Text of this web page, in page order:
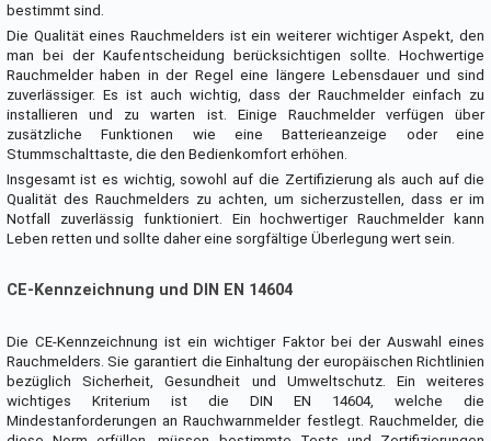
bestimmt sind.
Die Qualität eines Rauchmelders ist ein weiterer wichtiger Aspekt, den
man bei der Kaufentscheidung berücksichtigen sollte. Hochwertige
Rauchmelder haben in der Regel eine längere Lebensdauer und sind
zuverlässiger. Es ist auch wichtig, dass der Rauchmelder einfach zu
installieren und zu warten ist. Einige Rauchmelder verfügen über
zusätzliche Funktionen wie eine Batterieanzeige oder eine
Stummschalttaste, die den Bedienkomfort erhöhen.
Insgesamt ist es wichtig, sowohl auf die Zertifizierung als auch auf die
Qualität des Rauchmelders zu achten, um sicherzustellen, dass er im
Notfall zuverlässig funktioniert. Ein hochwertiger Rauchmelder kann
Leben retten und sollte daher eine sorgfältige Überlegung wert sein.
CE-Kennzeichnung und DIN EN 14604
Die CE-Kennzeichnung ist ein wichtiger Faktor bei der Auswahl eines
Rauchmelders. Sie garantiert die Einhaltung der europäischen Richtlinien
bezüglich Sicherheit, Gesundheit und Umweltschutz. Ein weiteres
wichtiges Kriterium ist die DIN EN 14604, welche die
Mindestanforderungen an Rauchwarnmelder festlegt. Rauchmelder, die